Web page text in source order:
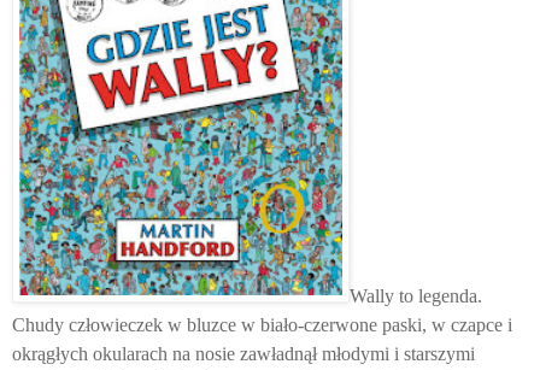
Wally to legenda.
Chudy człowieczek w bluzce w biało-czerwone paski, w czapce i
okrągłych okularach na nosie zawładnął młodymi i starszymi